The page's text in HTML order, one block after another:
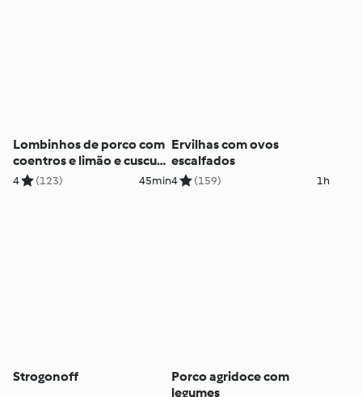
Lombinhos de porco com
coentros e limão e cuscuz
com bacon
4 (123) 45min
Ervilhas com ovos
escalfados
4 (159) 1h
Strogonoff
Porco agridoce com
legumes